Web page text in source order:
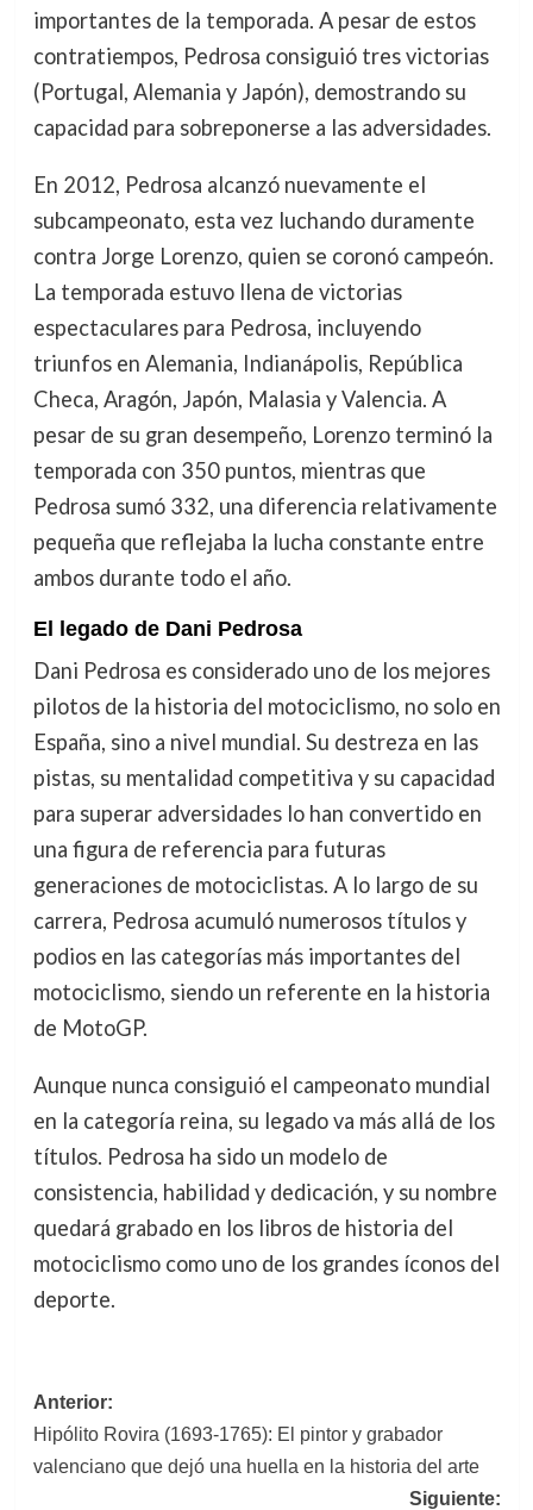
importantes de la temporada. A pesar de estos
contratiempos, Pedrosa consiguió tres victorias
(Portugal, Alemania y Japón), demostrando su
capacidad para sobreponerse a las adversidades.
En 2012, Pedrosa alcanzó nuevamente el
subcampeonato, esta vez luchando duramente
contra Jorge Lorenzo, quien se coronó campeón.
La temporada estuvo llena de victorias
espectaculares para Pedrosa, incluyendo
triunfos en Alemania, Indianápolis, República
Checa, Aragón, Japón, Malasia y Valencia. A
pesar de su gran desempeño, Lorenzo terminó la
temporada con 350 puntos, mientras que
Pedrosa sumó 332, una diferencia relativamente
pequeña que reflejaba la lucha constante entre
ambos durante todo el año.
El legado de Dani Pedrosa
Dani Pedrosa es considerado uno de los mejores
pilotos de la historia del motociclismo, no solo en
España, sino a nivel mundial. Su destreza en las
pistas, su mentalidad competitiva y su capacidad
para superar adversidades lo han convertido en
una figura de referencia para futuras
generaciones de motociclistas. A lo largo de su
carrera, Pedrosa acumuló numerosos títulos y
podios en las categorías más importantes del
motociclismo, siendo un referente en la historia
de MotoGP.
Aunque nunca consiguió el campeonato mundial
en la categoría reina, su legado va más allá de los
títulos. Pedrosa ha sido un modelo de
consistencia, habilidad y dedicación, y su nombre
quedará grabado en los libros de historia del
motociclismo como uno de los grandes íconos del
deporte.
Navegación
de
entradas
Anterior:
Hipólito Rovira (1693-1765): El pintor y grabador
valenciano que dejó una huella en la historia del arte
Siguiente: